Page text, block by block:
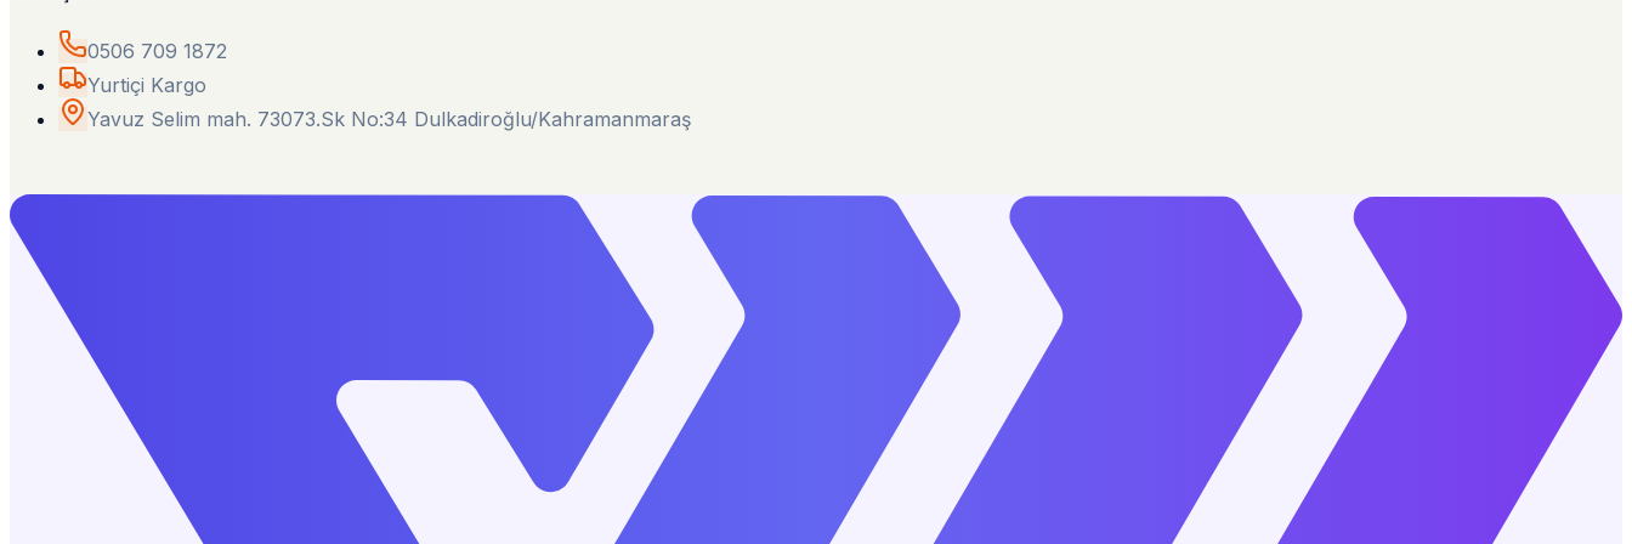
0506 709 1872
Yurtiçi Kargo
Yavuz Selim mah. 73073.Sk No:34 Dulkadiroğlu/Kahramanmaraş